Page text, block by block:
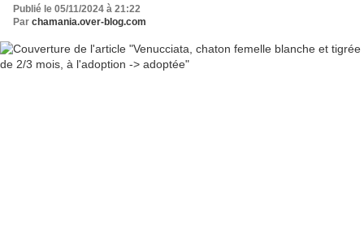
Publié le 05/11/2024 à 21:22
Par chamania.over-blog.com